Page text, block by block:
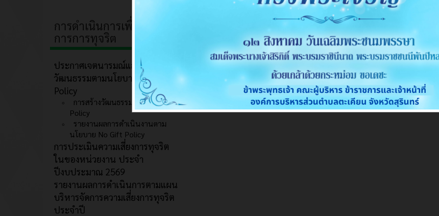
การดำเนินการเพื่อป้องกัน
การการทุจริต
ประกาศเจตนารมณ์และการสร้าง
วัฒนธรรมตามนโยบาย No Gift
Policy
การสร้างวัฒนธรรม No Gift
Policy
รายงานผลการดำเนินงานตาม
นโยบาย No Gift Policy
การประเมินความเสี่ยงการทุจริต
ในของหน่วยงาน ประจำ
ปีงบประมาณ 2569
รายงานผลการดำเนินการตามแผน
บริหารจัดการความเสี่ยงการทุจริต
ประจำปี